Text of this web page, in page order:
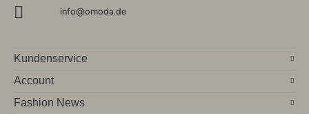
info@omoda.de
Kundenservice
Account
Fashion News